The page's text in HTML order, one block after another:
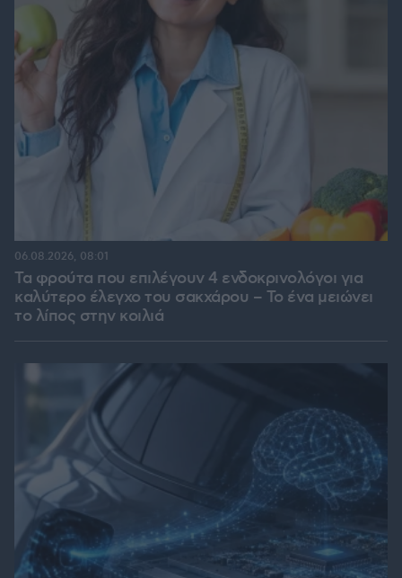
Τα φρούτα που επιλέγουν 4 ενδοκρινολόγοι για
καλύτερο έλεγχο του σακχάρου – Το ένα μειώνει
το λίπος στην κοιλιά
06.08.2026, 08:01